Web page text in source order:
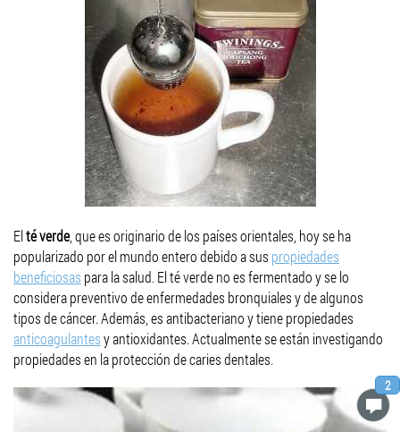
Elté verde, que es originario de los países orientales, hoy se ha
popularizado por el mundo entero debido a sus propiedades
beneficiosas para la salud. El té verde no es fermentado y se lo
considera preventivo de enfermedades bronquiales y de algunos
tipos de cáncer. Además, es antibacteriano y tiene propiedades
anticoagulantesy antioxidantes. Actualmente se están investigando
propiedades en la protección de caries dentales.
2